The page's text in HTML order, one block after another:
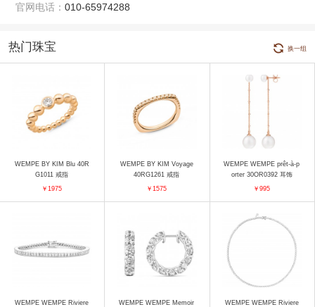
官网电话： 010-65974288
热门珠宝 换一组
WEMPE BY KIM Blu 40R
G1011 戒指
￥1975
WEMPE BY KIM Voyage
40RG1261 戒指
￥1575
WEMPE WEMPE prêt-à-p
orter 30OR0392 耳饰
￥995
WEMPE WEMPE Riviere WEMPE WEMPE Memoir WEMPE WEMPE Riviere